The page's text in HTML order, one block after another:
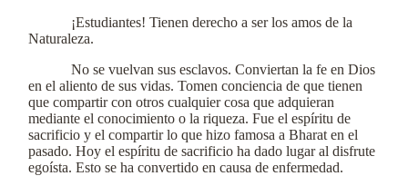
¡Estudiantes! Tienen derecho a ser los amos de la
Naturaleza.
No se vuelvan sus esclavos. Conviertan la fe en Dios
en el aliento de sus vidas. Tomen conciencia de que tienen
que compartir con otros cualquier cosa que adquieran
mediante el conocimiento o la riqueza. Fue el espíritu de
sacrificio y el compartir lo que hizo famosa a Bharat en el
pasado. Hoy el espíritu de sacrificio ha dado lugar al disfrute
egoísta. Esto se ha convertido en causa de enfermedad.